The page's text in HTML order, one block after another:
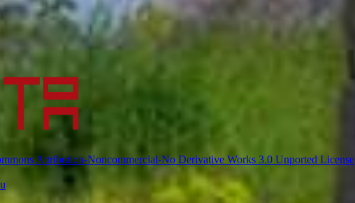
Attribution-Noncommercial-No Derivative Works 3.0 Unported License